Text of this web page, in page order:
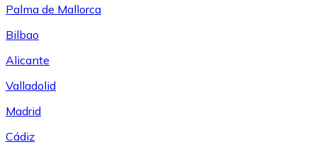
Palma de Mallorca
Bilbao
Alicante
Valladolid
Madrid
Cádiz